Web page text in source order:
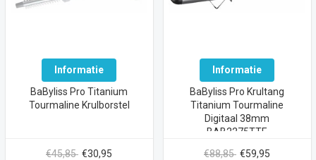
Informatie
BaByliss Pro Titanium
Tourmaline Krulborstel
€45,85 €30,95
Informatie
BaByliss Pro Krultang
Titanium Tourmaline
Digitaal 38mm
BAB2275TTE
€88,85 €59,95